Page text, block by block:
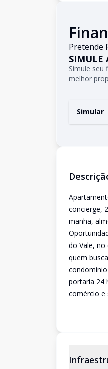
Pretende
SIMULE
Simule
melhor
Simular
concierge,
manhã,
do Vale,
quem
portaria 24
comércio e